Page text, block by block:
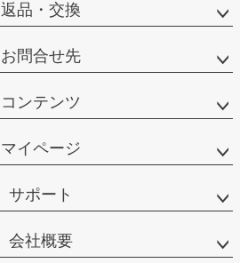
返品・交換
お問合せ先
コンテンツ
マイページ
サポート
会社概要